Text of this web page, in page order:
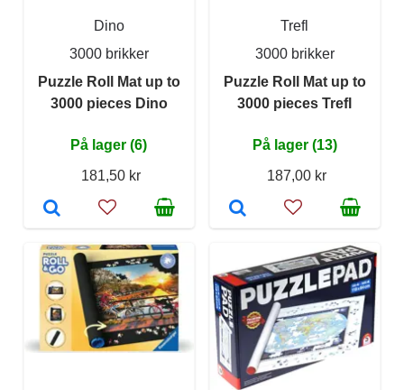
Dino
3000 brikker
Puzzle Roll Mat up to
3000 pieces Dino
På lager (6)
181,50 kr
Trefl
3000 brikker
Puzzle Roll Mat up to
3000 pieces Trefl
På lager (13)
187,00 kr